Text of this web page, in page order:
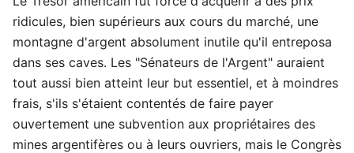
ridicules, bien supérieurs aux cours du marché, une
montagne d'argent absolument inutile qu'il entreposa
dans ses caves. Les "Sénateurs de l'Argent" auraient
tout aussi bien atteint leur but essentiel, et à moindres
frais, s'ils s'étaient contentés de faire payer
ouvertement une subvention aux propriétaires des
mines argentifères ou à leurs ouvriers, mais le Congrès